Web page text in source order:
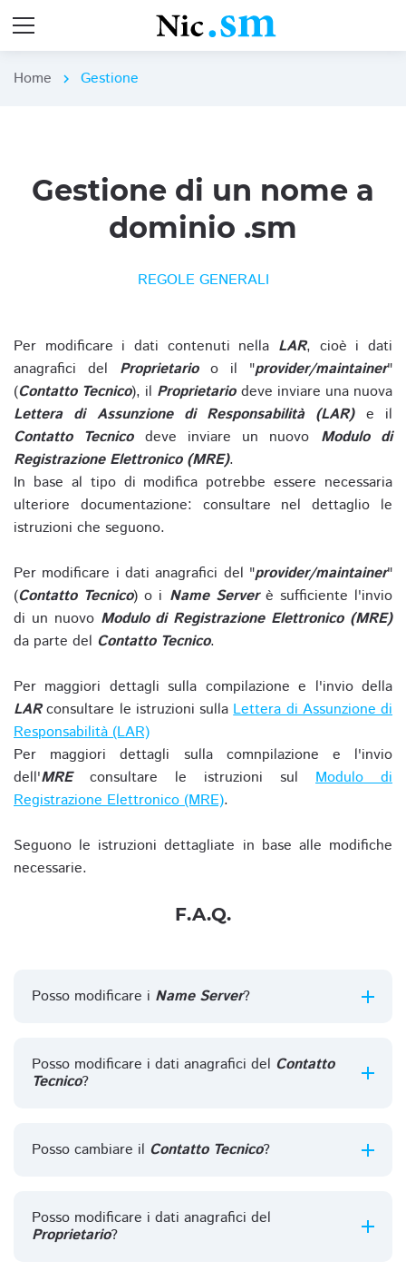
Home chevron_right Gestione
Gestione di un nome a
dominio .sm
REGOLE GENERALI
Per modificare i dati contenuti nella LAR, cioè i dati
anagrafici del Proprietarioo il "provider/maintainer"
(Contatto Tecnico), il Proprietariodeve inviare una nuova
Lettera di Assunzione di Responsabilità (LAR)e il
Contatto Tecnicodeve inviare un nuovo Modulo di
Registrazione Elettronico (MRE).
In base al tipo di modifica potrebbe essere necessaria
ulteriore documentazione: consultare nel dettaglio le
istruzioni che seguono.
Per modificare i dati anagrafici del "provider/maintainer"
(Contatto Tecnico) o i Name Serverè sufficiente l'invio
di un nuovo Modulo di Registrazione Elettronico (MRE)
da parte del Contatto Tecnico.
Per maggiori dettagli sulla compilazione e l'invio della
LARconsultare le istruzioni sullaLettera di Assunzione di
Responsabilità (LAR)
Per maggiori dettagli sulla comnpilazione e l'invio
dell'MREconsultare le istruzioni sul Modulo di
Registrazione Elettronico (MRE).
Seguono le istruzioni dettagliate in base alle modifiche
necessarie.
F.A.Q.
Posso modificare i Name Server?
Posso modificare i dati anagrafici del Contatto
Tecnico?
Posso cambiare il Contatto Tecnico?
Posso modificare i dati anagrafici del
Proprietario?